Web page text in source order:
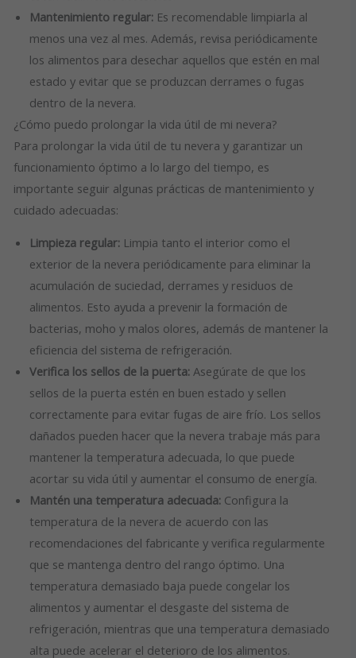
Mantenimiento regular: Es recomendable limpiarla al
menos una vez al mes. Además, revisa periódicamente
los alimentos para desechar aquellos que estén en mal
estado y evitar que se produzcan derrames o fugas
dentro de la nevera.
¿Cómo puedo prolongar la vida útil de mi nevera?
Para prolongar la vida útil de tu nevera y garantizar un
funcionamiento óptimo a lo largo del tiempo, es
importante seguir algunas prácticas de mantenimiento y
cuidado adecuadas:
Limpieza regular:Limpia tanto el interior como el
exterior de la nevera periódicamente para eliminar la
acumulación de suciedad, derrames y residuos de
alimentos. Esto ayuda a prevenir la formación de
bacterias, moho y malos olores, además de mantener la
eficiencia del sistema de refrigeración.
Verifica los sellos de la puerta:Asegúrate de que los
sellos de la puerta estén en buen estado y sellen
correctamente para evitar fugas de aire frío. Los sellos
dañados pueden hacer que la nevera trabaje más para
mantener la temperatura adecuada, lo que puede
acortar su vida útil y aumentar el consumo de energía.
Mantén una temperatura adecuada:Configura la
temperatura de la nevera de acuerdo con las
recomendaciones del fabricante y verifica regularmente
que se mantenga dentro del rango óptimo. Una
temperatura demasiado baja puede congelar los
alimentos y aumentar el desgaste del sistema de
refrigeración, mientras que una temperatura demasiado
alta puede acelerar el deterioro de los alimentos.